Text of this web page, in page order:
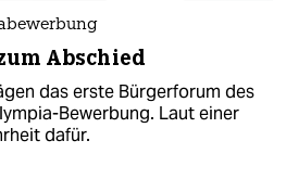
Abschied
das erste Bürgerforum des
Bewerbung. Laut einer
dafür.